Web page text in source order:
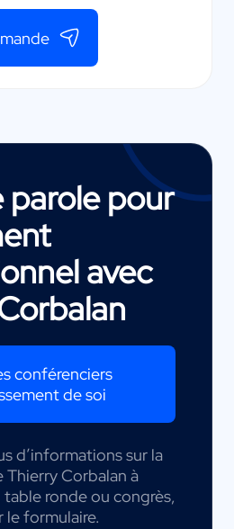
parole pour
avec
conférenciers
de soi
d’informations sur la
Corbalan à
table ronde ou congrès,
le formulaire.